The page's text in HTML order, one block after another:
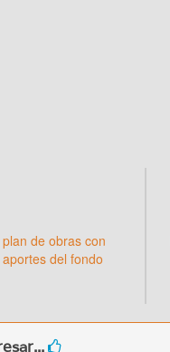
de obras con
del fondo